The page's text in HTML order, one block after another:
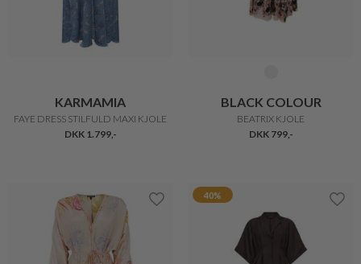
KARMAMIA
FAYE DRESS STILFULD MAXI KJOLE
DKK 1.799,-
BLACK COLOUR
BEATRIX KJOLE
DKK 799,-
40%